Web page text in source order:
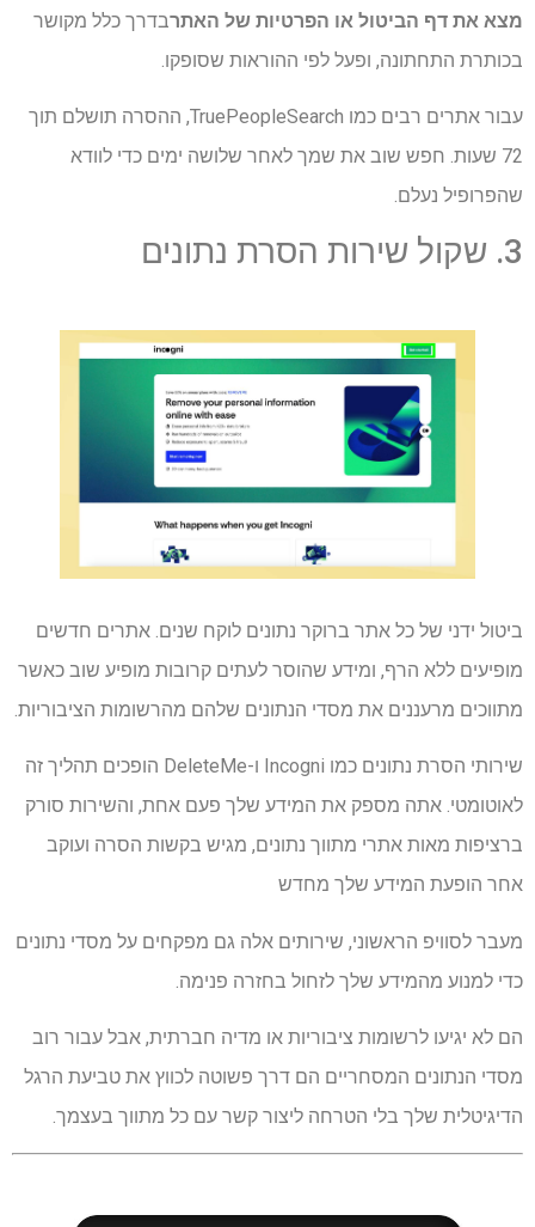
מצא את דף הביטול או הפרטיות של האתרבדרך כלל מקושר
בכותרת התחתונה, ופעל לפי ההוראות שסופקו.
עבור אתרים רבים כמו TruePeopleSearch, ההסרה תושלם תוך
72 שעות. חפש שוב את שמך לאחר שלושה ימים כדי לוודא
שהפרופיל נעלם.
3. שקול שירות הסרת נתונים
ביטול ידני של כל אתר ברוקר נתונים לוקח שנים. אתרים חדשים
מופיעים ללא הרף, ומידע שהוסר לעתים קרובות מופיע שוב כאשר
מתווכים מרעננים את מסדי הנתונים שלהם מהרשומות הציבוריות.
שירותי הסרת נתונים כמו Incogni ו-DeleteMe הופכים תהליך זה
לאוטומטי. אתה מספק את המידע שלך פעם אחת, והשירות סורק
ברציפות מאות אתרי מתווך נתונים, מגיש בקשות הסרה ועוקב
אחר הופעת המידע שלך מחדש
מעבר לסוויפ הראשוני, שירותים אלה גם מפקחים על מסדי נתונים
כדי למנוע מהמידע שלך לזחול בחזרה פנימה.
הם לא יגיעו לרשומות ציבוריות או מדיה חברתית, אבל עבור רוב
מסדי הנתונים המסחריים הם דרך פשוטה לכווץ את טביעת הרגל
הדיגיטלית שלך בלי הטרחה ליצור קשר עם כל מתווך בעצמך.